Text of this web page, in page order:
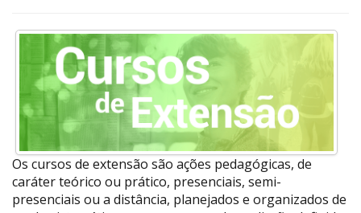
Os cursos de extensão são ações pedagógicas, de
caráter teórico ou prático, presenciais, semi-
presenciais ou a distância, planejados e organizados de